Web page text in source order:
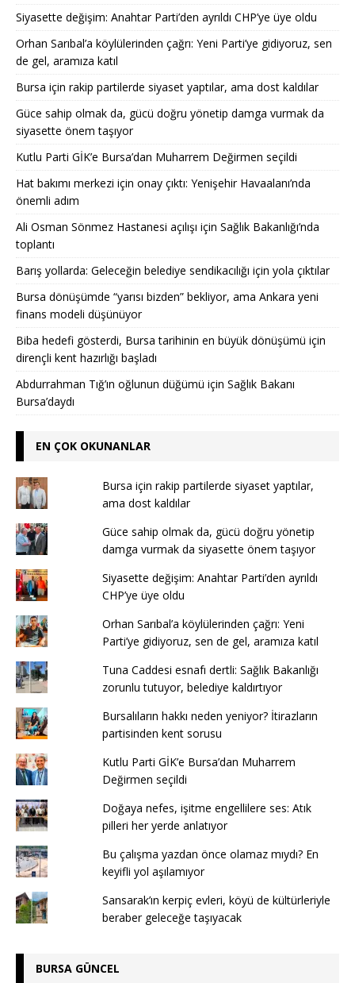
Siyasette değişim: Anahtar Parti’den ayrıldı CHP’ye üye oldu
Orhan Sarıbal’a köylülerinden çağrı: Yeni Parti’ye gidiyoruz, sen
de gel, aramıza katıl
Bursa için rakip partilerde siyaset yaptılar, ama dost kaldılar
Güce sahip olmak da, gücü doğru yönetip damga vurmak da
siyasette önem taşıyor
Kutlu Parti GİK’e Bursa’dan Muharrem Değirmen seçildi
Hat bakımı merkezi için onay çıktı: Yenişehir Havaalanı’nda
önemli adım
Ali Osman Sönmez Hastanesi açılışı için Sağlık Bakanlığı’nda
toplantı
Barış yollarda: Geleceğin belediye sendikacılığı için yola çıktılar
Bursa dönüşümde “yarısı bizden” bekliyor, ama Ankara yeni
finans modeli düşünüyor
Biba hedefi gösterdi, Bursa tarihinin en büyük dönüşümü için
dirençli kent hazırlığı başladı
Abdurrahman Tığ’ın oğlunun düğümü için Sağlık Bakanı
Bursa’daydı
EN ÇOK OKUNANLAR
Bursa için rakip partilerde siyaset yaptılar,
ama dost kaldılar
Güce sahip olmak da, gücü doğru yönetip
damga vurmak da siyasette önem taşıyor
Siyasette değişim: Anahtar Parti’den ayrıldı
CHP’ye üye oldu
Orhan Sarıbal’a köylülerinden çağrı: Yeni
Parti’ye gidiyoruz, sen de gel, aramıza katıl
Tuna Caddesi esnafı dertli: Sağlık Bakanlığı
zorunlu tutuyor, belediye kaldırtıyor
Bursalıların hakkı neden yeniyor? İtirazların
partisinden kent sorusu
Kutlu Parti GİK’e Bursa’dan Muharrem
Değirmen seçildi
Doğaya nefes, işitme engellilere ses: Atık
pilleri her yerde anlatıyor
Bu çalışma yazdan önce olamaz mıydı? En
keyifli yol aşılamıyor
Sansarak’ın kerpiç evleri, köyü de kültürleriyle
beraber geleceğe taşıyacak
BURSA GÜNCEL